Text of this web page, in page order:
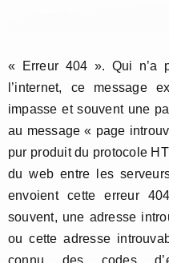
« Erreur 404 ». Qui n’a
l’internet, ce message
impasse et souvent une
au message « page
pur produit du protocole
du web entre les
envoient cette erreur
souvent, une adresse
ou cette adresse
connu des codes